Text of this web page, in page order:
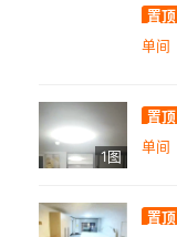
置顶
单间
1图
置顶
单间
置顶